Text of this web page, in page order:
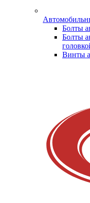
Болты
Болты
Винты